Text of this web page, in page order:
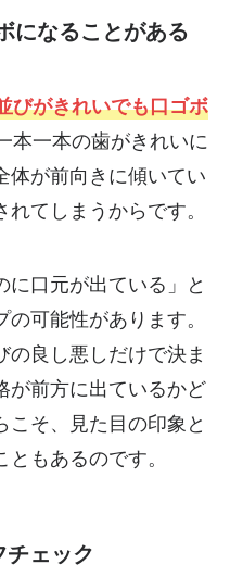
になることがある
びがきれいでも口ゴボ
本一本の歯がきれいに
体が前向きに傾いてい
てしまうからです。
に口元が出ている」と
可能性があります。
の良し悪しだけで決ま
が前方に出ているかど
こそ、見た目の印象と
もあるのです。
チェック